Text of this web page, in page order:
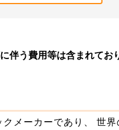
伴う費用等は含まれてお
メーカーであり、 世